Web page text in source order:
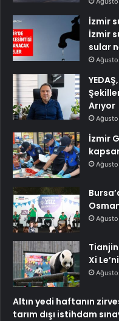
İzmir
İzmir
sular
Arıyor
İzmir
Xi
Altın yedi haftanın
tarım dışı istihdam